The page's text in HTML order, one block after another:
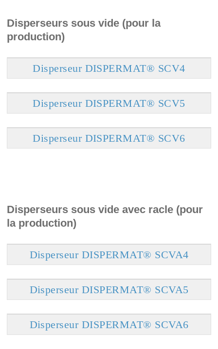
Disperseurs sous vide (pour la
production)
Disperseur DISPERMAT® SCV4
Disperseur DISPERMAT® SCV5
Disperseur DISPERMAT® SCV6
Disperseurs sous vide avec racle (pour
la production)
Disperseur DISPERMAT® SCVA4
Disperseur DISPERMAT® SCVA5
Disperseur DISPERMAT® SCVA6